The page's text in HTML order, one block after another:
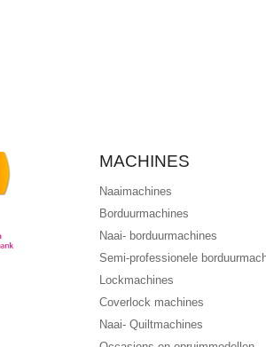
MACHINES
Naaimachines
Borduurmachines
Naai- borduurmachines
Semi-professionele
Lockmachines
Coverlock machines
Naai- Quiltmachines